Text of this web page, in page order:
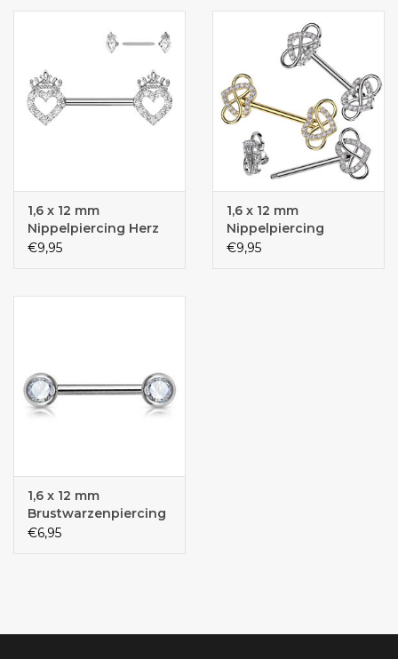
1,6 x 12 mm
Nippelpiercing Herz
€9,95
1,6 x 12 mm
Nippelpiercing
Infinity
€9,95
1,6 x 12 mm
Brustwarzenpiercing
€6,95